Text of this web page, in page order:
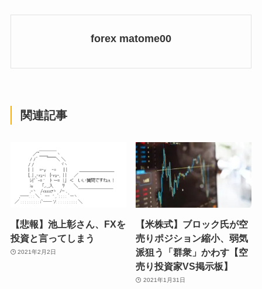
forex matome00
関連記事
【悲報】池上彰さん、FXを
投資と言ってしまう
2021年2月2日
【米株式】ブロック氏が空
売りポジション縮小、弱気
派狙う「群衆」かわす【空
売り投資家VS掲示板】
2021年1月31日